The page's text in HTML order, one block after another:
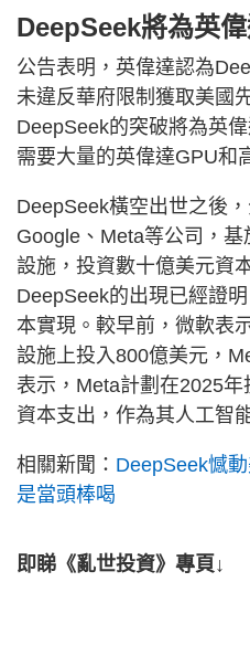
DeepSeek將為英
公告表明，英偉達認為
未違反華府限制獲取美國
DeepSeek的突破將為英
需要大量的英偉達GPU和
DeepSeek橫空出世之後
Google、Meta等公司，
設施，投資數十億美元資
DeepSeek的出現已經證
本實現。較早前，微軟表
設施上投入800億美元，
表示，Meta計劃在2025
資本支出，作為其人工智
相關新聞： DeepSeek憾
是當頭棒喝
即睇《亂世投資》專頁↓